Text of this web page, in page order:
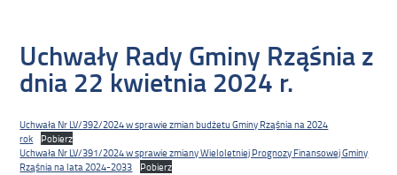
Uchwały Rady Gminy Rząśnia z
dnia 22 kwietnia 2024 r.
Uchwała Nr LV/392/2024 w sprawie zmian budżetu Gminy Rząśnia na 2024
rok
Pobierz
Uchwała Nr LV/391/2024 w sprawie zmiany Wieloletniej Prognozy Finansowej Gminy
Rząśnia na lata 2024-2033
Pobierz